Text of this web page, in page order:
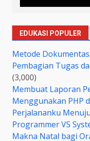
EDUKASI POPULER
Metode
Pembagian Tugas
(3,000)
Membuat Laporan
Menggunakan PHP
Perjalananku
Programmer VS
Makna Natal bagi